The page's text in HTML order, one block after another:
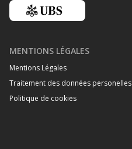
MENTIONS LÉGALES
Mentions Légales
Traitement des données personelles
Politique de cookies